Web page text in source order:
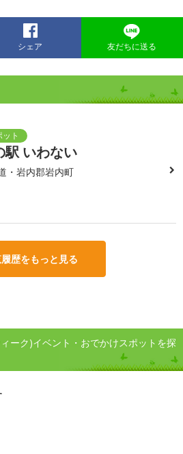
シェア 友だちに送る
駅 いわない
・岩内郡岩内町
歴をもっと見る
ーク)イベント・おでかけスポットを探